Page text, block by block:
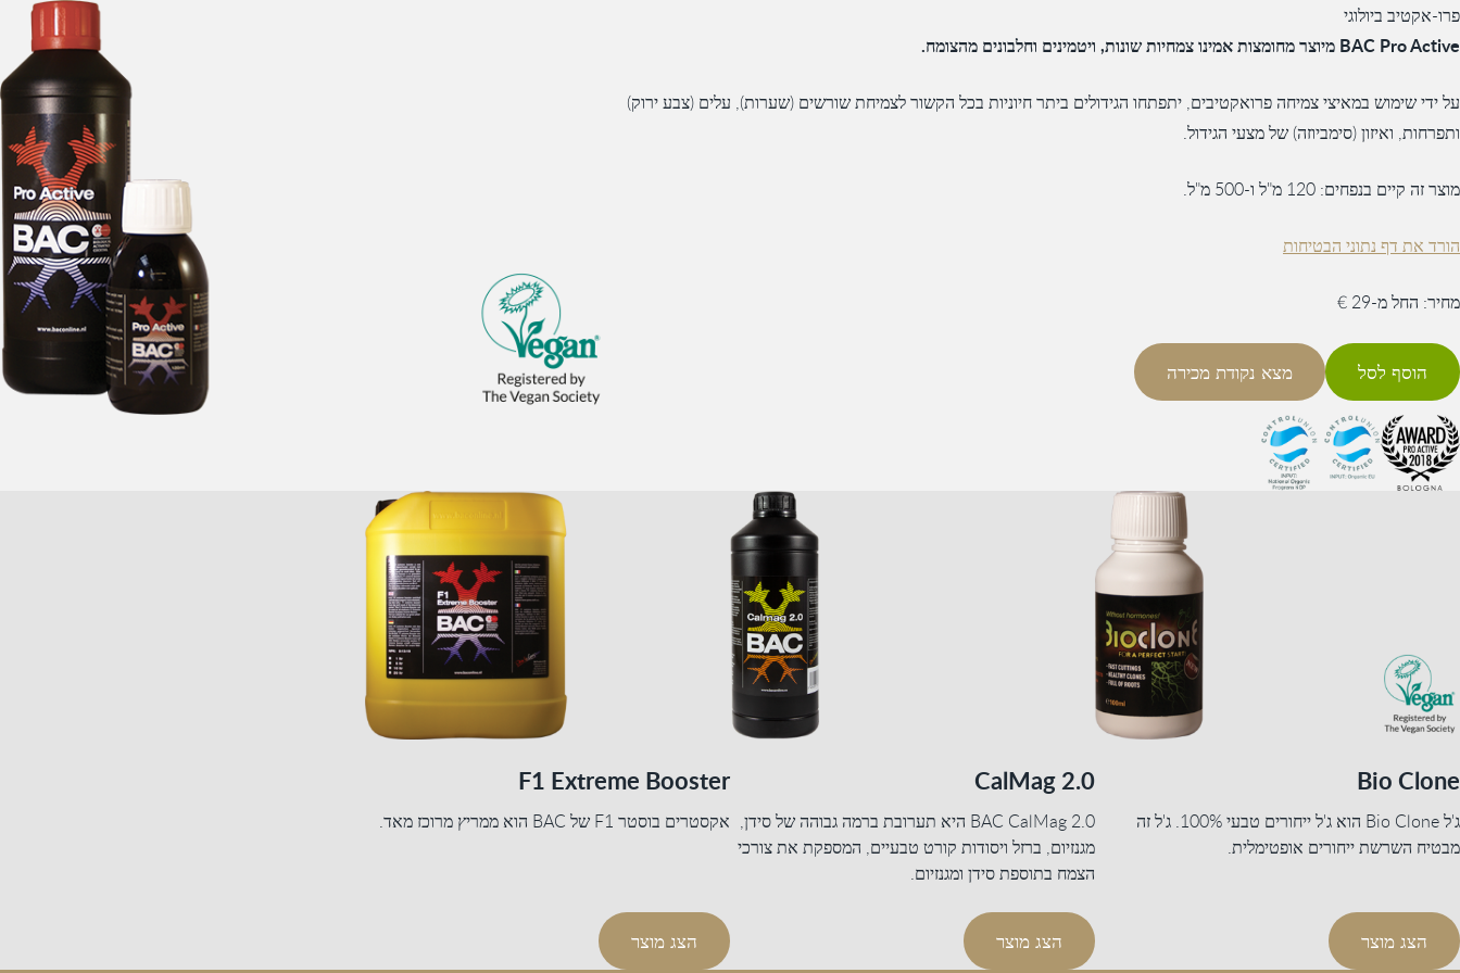
פרו-אקטיב ביולוגי
BAC Pro Active מיוצר מחומצות אמינו צמחיות שונות, ויטמינים וחלבונים מהצומח.
על ידי שימוש במאיצי צמיחה פרואקטיבים, יתפתחו הגידולים ביתר חיוניות בכל הקשור לצמיחת שורשים (שערות), עלים (צבע ירוק)
ותפרחות, ואיזון (סימביוזה) של מצעי הגידול.
מוצר זה קיים בנפחים: 120 מ"ל ו-500 מ"ל.
הורד את דף נתוני הבטיחות
מחיר: החל מ-29 €
הוסף לסל מצא נקודת מכירה
Bio Clone
ג'ל Bio Clone הוא ג'ל ייחורים טבעי 100%. ג'ל זה
מבטיח השרשת ייחורים אופטימלית.
הצג מוצר
CalMag 2.0
BAC CalMag 2.0 היא תערובת ברמה גבוהה של סידן,
מגנזיום, ברזל ויסודות קורט טבעיים, המספקת את צורכי
הצמח בתוספת סידן ומגנזיום.
הצג מוצר
F1 Extreme Booster
אקסטרים בוסטר F1 של BAC הוא ממריץ מרוכז מאד.
הצג מוצר